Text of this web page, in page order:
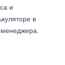
и
в